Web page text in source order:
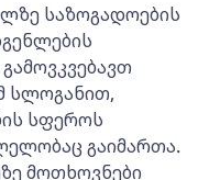
საზოგადოების
სლოგანით,
სფეროს
გაიმართა.
მოთხოვნები